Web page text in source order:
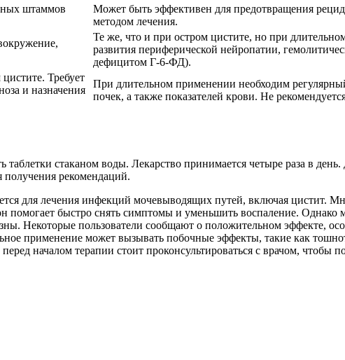
штаммов
Может быть эффективен для предотвращения
методом лечения.
Те же, что и при остром цистите, но при
развития периферической нейропатии,
дефицитом Г-6-ФД).
Требует
и назначения
При длительном применении необходим
почек, а также показателей крови. Не
стаканом воды. Лекарство принимается четыре раза в
получения рекомендаций.
для лечения инфекций мочевыводящих путей, включая цистит.
помогает быстро снять симптомы и уменьшить воспаление.
Некоторые пользователи сообщают о положительном эффекте,
применение может вызывать побочные эффекты, такие как
началом терапии стоит проконсультироваться с врачом, чтобы